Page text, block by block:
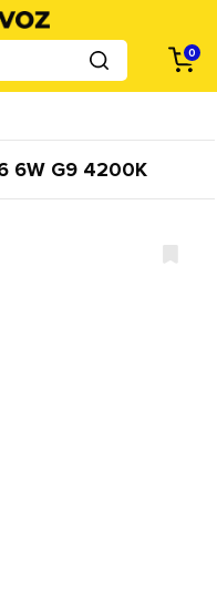
0
6W G9 4200К